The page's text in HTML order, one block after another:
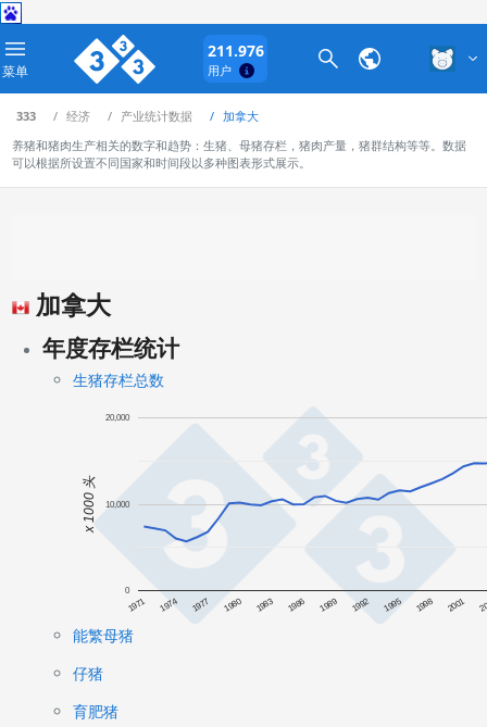
菜单
211.976
用户
333 经济 产业统计数据
加拿大
养猪和猪肉生产相关的数字和趋势：生猪、母猪存栏，猪肉产量，猪群结构等等。数据
可以根据所设置不同国家和时间段以多种图表形式展示。
加拿大
年度存栏统计
生猪存栏总数
1971 1974 1977 1980 1983 1986 1989 1992 1995 1998 2001
0
10,000
20,000
x 1000 头
能繁母猪
仔猪
育肥猪